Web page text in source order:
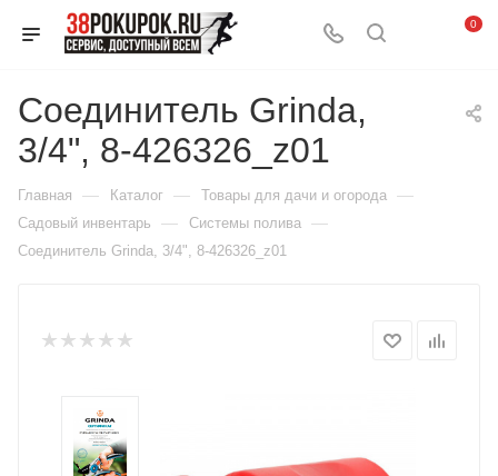
0
Соединитель Grinda,
3/4", 8-426326_z01
Главная — Каталог — Товары для дачи и огорода —
Садовый инвентарь — Системы полива —
Соединитель Grinda, 3/4", 8-426326_z01